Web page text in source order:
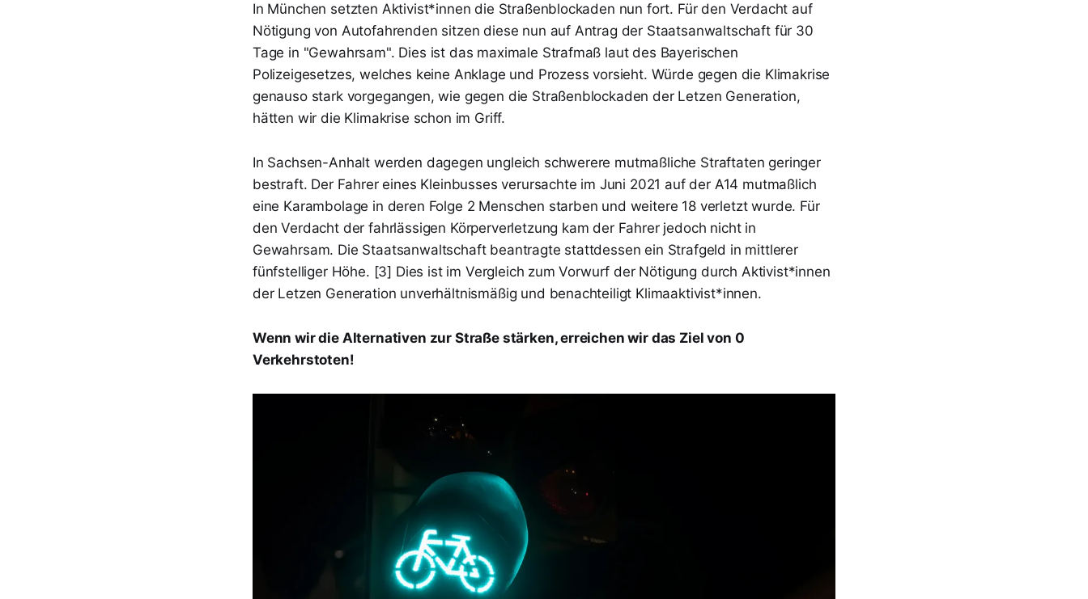
In München setzten Aktivist*innen die Straßenblockaden nun fort. Für den Verdacht auf
Nötigung von Autofahrenden sitzen diese nun auf Antrag der Staatsanwaltschaft für 30
Tage in "Gewahrsam". Dies ist das maximale Strafmaß laut des Bayerischen
Polizeigesetzes, welches keine Anklage und Prozess vorsieht. Würde gegen die Klimakrise
genauso stark vorgegangen, wie gegen die Straßenblockaden der Letzen Generation,
hätten wir die Klimakrise schon im Griff.
In Sachsen-Anhalt werden dagegen ungleich schwerere mutmaßliche Straftaten geringer
bestraft. Der Fahrer eines Kleinbusses verursachte im Juni 2021 auf der A14 mutmaßlich
eine Karambolage in deren Folge 2 Menschen starben und weitere 18 verletzt wurde. Für
den Verdacht der fahrlässigen Körperverletzung kam der Fahrer jedoch nicht in
Gewahrsam. Die Staatsanwaltschaft beantragte stattdessen ein Strafgeld in mittlerer
fünfstelliger Höhe. [3] Dies ist im Vergleich zum Vorwurf der Nötigung durch Aktivist*innen
der Letzen Generation unverhältnismäßig und benachteiligt Klimaaktivist*innen.
Wenn wir die Alternativen zur Straße stärken, erreichen wir das Ziel von 0
Verkehrstoten!